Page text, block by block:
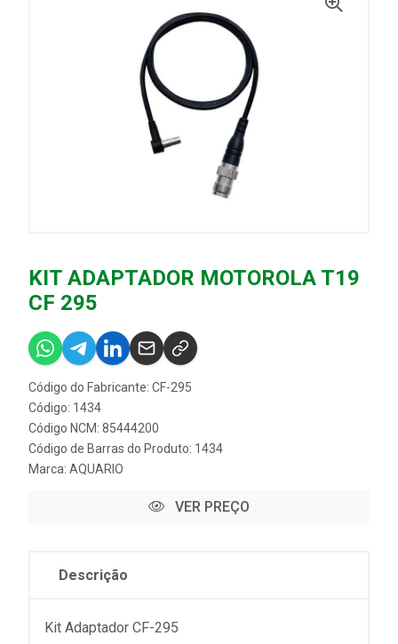
KIT ADAPTADOR MOTOROLA T19
CF 295
Código do Fabricante: CF-295
Código: 1434
Código NCM: 85444200
Código de Barras do Produto: 1434
Marca: AQUARIO
VER PREÇO
Descrição
Kit Adaptador CF-295